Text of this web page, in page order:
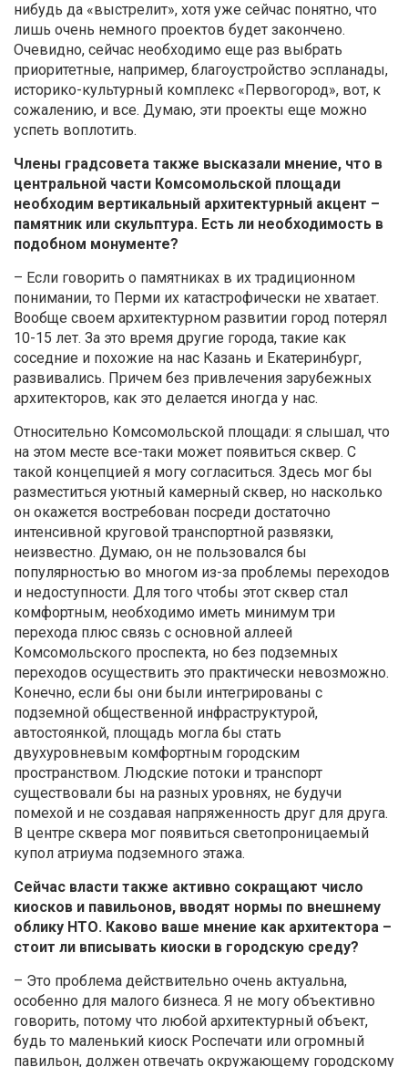
нибудь да «выстрелит», хотя уже сейчас понятно, что
лишь очень немного проектов будет закончено.
Очевидно, сейчас необходимо еще раз выбрать
приоритетные, например, благоустройство эспланады,
историко-культурный комплекс «Первогород», вот, к
сожалению, и все. Думаю, эти проекты еще можно
успеть воплотить.
Члены градсовета также высказали мнение, что в
центральной части Комсомольской площади
необходим вертикальный архитектурный акцент –
памятник или скульптура. Есть ли необходимость в
подобном монументе?
– Если говорить о памятниках в их традиционном
понимании, то Перми их катастрофически не хватает.
Вообще своем архитектурном развитии город потерял
10-15 лет. За это время другие города, такие как
соседние и похожие на нас Казань и Екатеринбург,
развивались. Причем без привлечения зарубежных
архитекторов, как это делается иногда у нас.
Относительно Комсомольской площади: я слышал, что
на этом месте все-таки может появиться сквер. С
такой концепцией я могу согласиться. Здесь мог бы
разместиться уютный камерный сквер, но насколько
он окажется востребован посреди достаточно
интенсивной круговой транспортной развязки,
неизвестно. Думаю, он не пользовался бы
популярностью во многом из-за проблемы переходов
и недоступности. Для того чтобы этот сквер стал
комфортным, необходимо иметь минимум три
перехода плюс связь с основной аллеей
Комсомольского проспекта, но без подземных
переходов осуществить это практически невозможно.
Конечно, если бы они были интегрированы с
подземной общественной инфраструктурой,
автостоянкой, площадь могла бы стать
двухуровневым комфортным городским
пространством. Людские потоки и транспорт
существовали бы на разных уровнях, не будучи
помехой и не создавая напряженность друг для друга.
В центре сквера мог появиться светопроницаемый
купол атриума подземного этажа.
Сейчас власти также активно сокращают число
киосков и павильонов, вводят нормы по внешнему
облику НТО. Каково ваше мнение как архитектора –
стоит ли вписывать киоски в городскую среду?
– Это проблема действительно очень актуальна,
особенно для малого бизнеса. Я не могу объективно
говорить, потому что любой архитектурный объект,
будь то маленький киоск Роспечати или огромный
павильон, должен отвечать окружающему городскому